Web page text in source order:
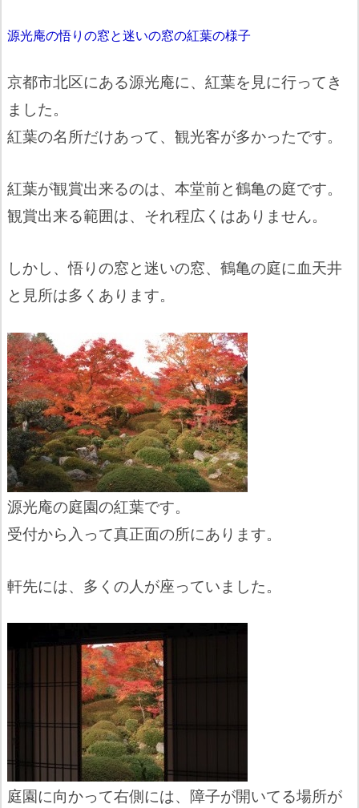
源光庵の悟りの窓と迷いの窓の紅葉の様子
京都市北区にある源光庵に、紅葉を見に行ってき
ました。
紅葉の名所だけあって、観光客が多かったです。
紅葉が観賞出来るのは、本堂前と鶴亀の庭です。
観賞出来る範囲は、それ程広くはありません。
しかし、悟りの窓と迷いの窓、鶴亀の庭に血天井
と見所は多くあります。
源光庵の庭園の紅葉です。
受付から入って真正面の所にあります。
軒先には、多くの人が座っていました。
庭園に向かって右側には、障子が開いてる場所が